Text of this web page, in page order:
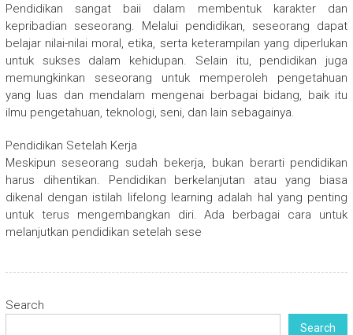
Pendidikan sangat baii dalam membentuk karakter dan
kepribadian seseorang. Melalui pendidikan, seseorang dapat
belajar nilai-nilai moral, etika, serta keterampilan yang diperlukan
untuk sukses dalam kehidupan. Selain itu, pendidikan juga
memungkinkan seseorang untuk memperoleh pengetahuan
yang luas dan mendalam mengenai berbagai bidang, baik itu
ilmu pengetahuan, teknologi, seni, dan lain sebagainya.
Pendidikan Setelah Kerja
Meskipun seseorang sudah bekerja, bukan berarti pendidikan
harus dihentikan. Pendidikan berkelanjutan atau yang biasa
dikenal dengan istilah lifelong learning adalah hal yang penting
untuk terus mengembangkan diri. Ada berbagai cara untuk
melanjutkan pendidikan setelah sese
Search
Search